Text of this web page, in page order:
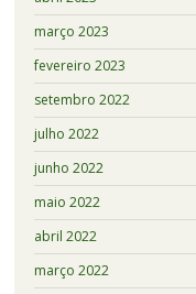
março 2023
fevereiro 2023
setembro 2022
julho 2022
junho 2022
maio 2022
abril 2022
março 2022